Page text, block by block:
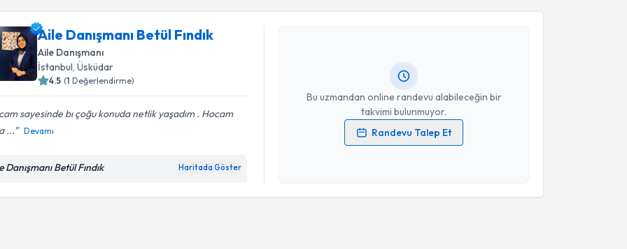
Aile Danışmanı Betül Fındık
Aile Danışmanı
İstanbul , Üsküdar
4.5 (1 Değerlendirme)
sayesinde bı çoğu konuda netlik yaşadım . Hocam
...
Devamı
Danışmanı Betül Fındık Haritada Göster
Bu uzmandan online randevu alabileceğin bir
takvimi bulunmuyor.
Randevu Talep Et
Kişisel verilerimin işlenmesine ilişkinAydınlatma Metni